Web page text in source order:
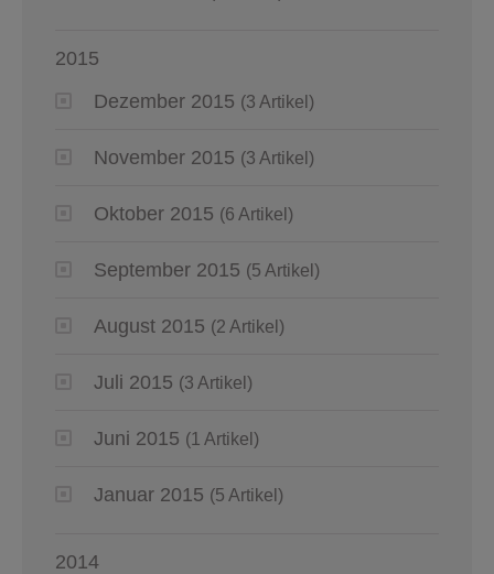
2015
Dezember 2015 (3 Artikel)
November 2015 (3 Artikel)
Oktober 2015 (6 Artikel)
September 2015 (5 Artikel)
August 2015 (2 Artikel)
Juli 2015 (3 Artikel)
Juni 2015 (1 Artikel)
Januar 2015 (5 Artikel)
2014